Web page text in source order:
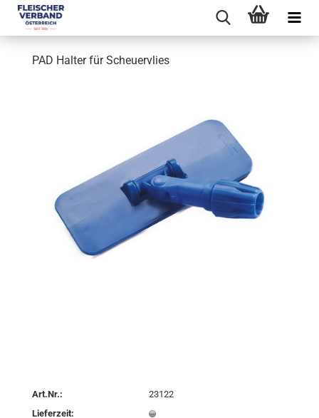
PAD Halter für Scheuervlies
Art.Nr.:
23122
Lieferzeit: